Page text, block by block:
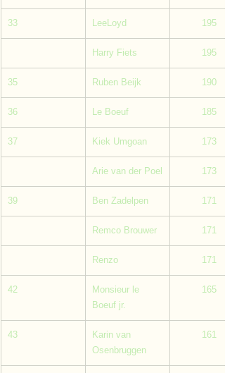
33 LeeLoyd 195
Harry Fiets 195
35 Ruben Beijk 190
36 Le Boeuf 185
37 Kiek Umgoan 173
Arie van der Poel 173
39 Ben Zadelpen 171
Remco Brouwer 171
Renzo 171
42
Monsieur le
Boeuf jr.
165
43
Karin van
Osenbruggen
161